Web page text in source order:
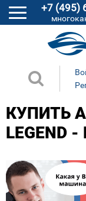
+7 (495)
КУПИТЬ
LEGEND